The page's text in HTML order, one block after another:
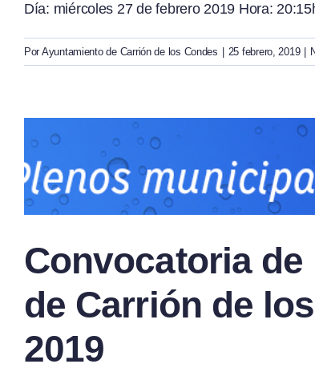
Día: miércoles 27 de febrero 2019 Hora:
Por Ayuntamiento de Carrión de los Condes 25 febrero, 2019
Convocatoria
de Carrión de
2019